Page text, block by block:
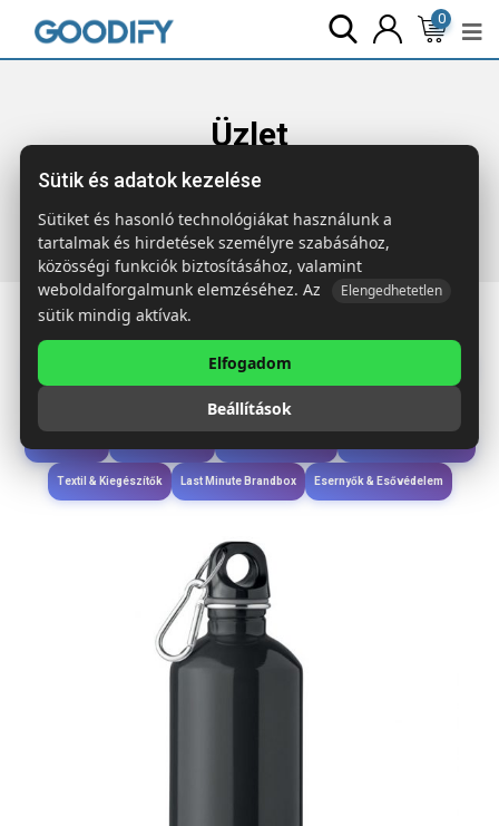
0
Üzlet
Főoldal Termékek Étkezés & Ivás
Újrah.rozsdam.acél palack 500ml
Étkezés & Ivás
Wellness & Ápolás
Textil & Kiegészítők Last Minute Brandbox Esernyők & Esővédelem
Sütik és adatok kezelése
Sütiket és hasonló technológiákat használunk a
tartalmak és hirdetések személyre szabásához,
közösségi funkciók biztosításához, valamint
weboldalforgalmunk elemzéséhez. Az
Elengedhetetlen
sütik mindig aktívak.
Elfogadom
Beállítások